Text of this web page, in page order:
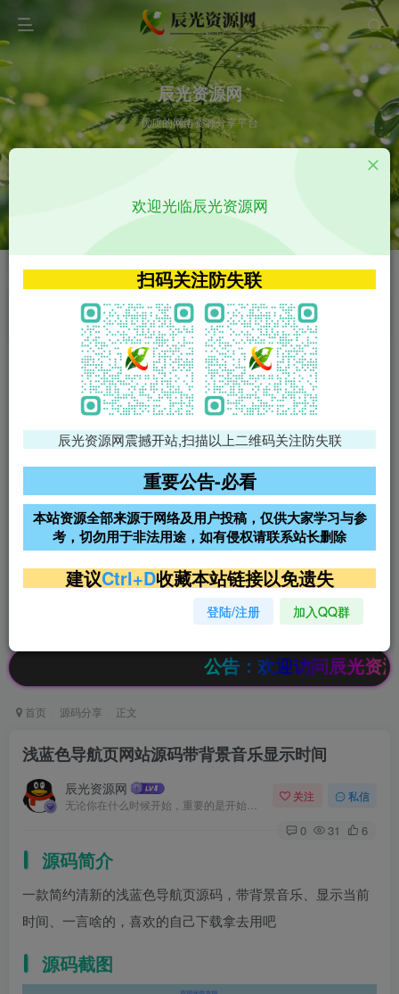
辰光资源网
优质的网络资源分享平台
VIP特权介绍 APP源码
VIP特权介绍
火
VIP特权介绍
影视源码
影视源码
免费领支付宝红包
腾讯轻量4核4G3M服务器38元/
阿里云2核2G200M服务器68元/
年
雨云高防免备案服务器
超低价文字广告位招租 超低价文字广告位招租
超低价文字广告位招租
公告：欢迎访问辰光资源网
首页 源码分享 正文
浅蓝色导航页网站源码带背景音乐显示时间
辰光资源网 关注 私信
0 31 6
源码简介
一款简约清新的浅蓝色导航页源码，带背景音乐、显示当前
时间、一言啥的，喜欢的自己下载拿去用吧
源码截图
欢迎光临辰光资源网
扫码关注防失联
辰光资源网震撼开站,扫描以上二维码关注防失联
重要公告-必看
本站资源全部来源于网络及用户投稿，仅供大家学习与参
考，切勿用于非法用途，如有侵权请联系站长删除
建议Ctrl+D收藏本站链接以免遗失
登陆/注册 加入QQ群